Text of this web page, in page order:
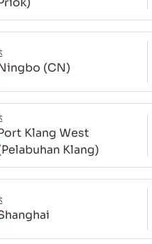
(CN)
Klang West
Klang)